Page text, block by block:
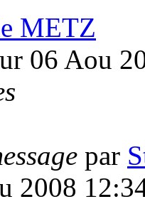
METZ
06 Aou
par
2008